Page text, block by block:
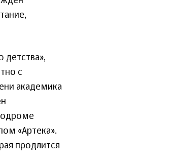
детства»,
с
академика
«Артека».
продлится